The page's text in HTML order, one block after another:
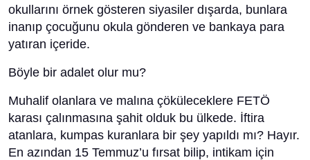
okullarını örnek gösteren siyasiler dışarda, bunlara
inanıp çocuğunu okula gönderen ve bankaya para
yatıran içeride.
Böyle bir adalet olur mu?
Muhalif olanlara ve malına çöküleceklere FETÖ
karası çalınmasına şahit olduk bu ülkede. İftira
atanlara, kumpas kuranlara bir şey yapıldı mı? Hayır.
En azından 15 Temmuz’u fırsat bilip, intikam için